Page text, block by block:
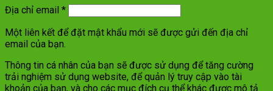
Địa chỉ email *
Một liên kết để đặt mật khẩu mới sẽ được gửi đến địa chỉ
email của bạn.
Thông tin cá nhân của bạn sẽ được sử dụng để tăng cường
trải nghiệm sử dụng website, để quản lý truy cập vào tài
khoản của bạn, và cho các mục đích cụ thể khác được mô tả